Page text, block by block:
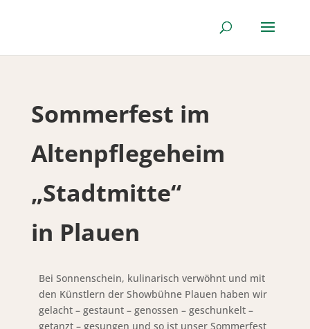
Sommerfest im
Altenpflegeheim
„Stadtmitte“
in Plauen
Bei Sonnenschein, kulinarisch verwöhnt und mit
den Künstlern der Showbühne Plauen haben wir
gelacht – gestaunt – genossen – geschunkelt –
getanzt – gesungen und so ist unser Sommerfest